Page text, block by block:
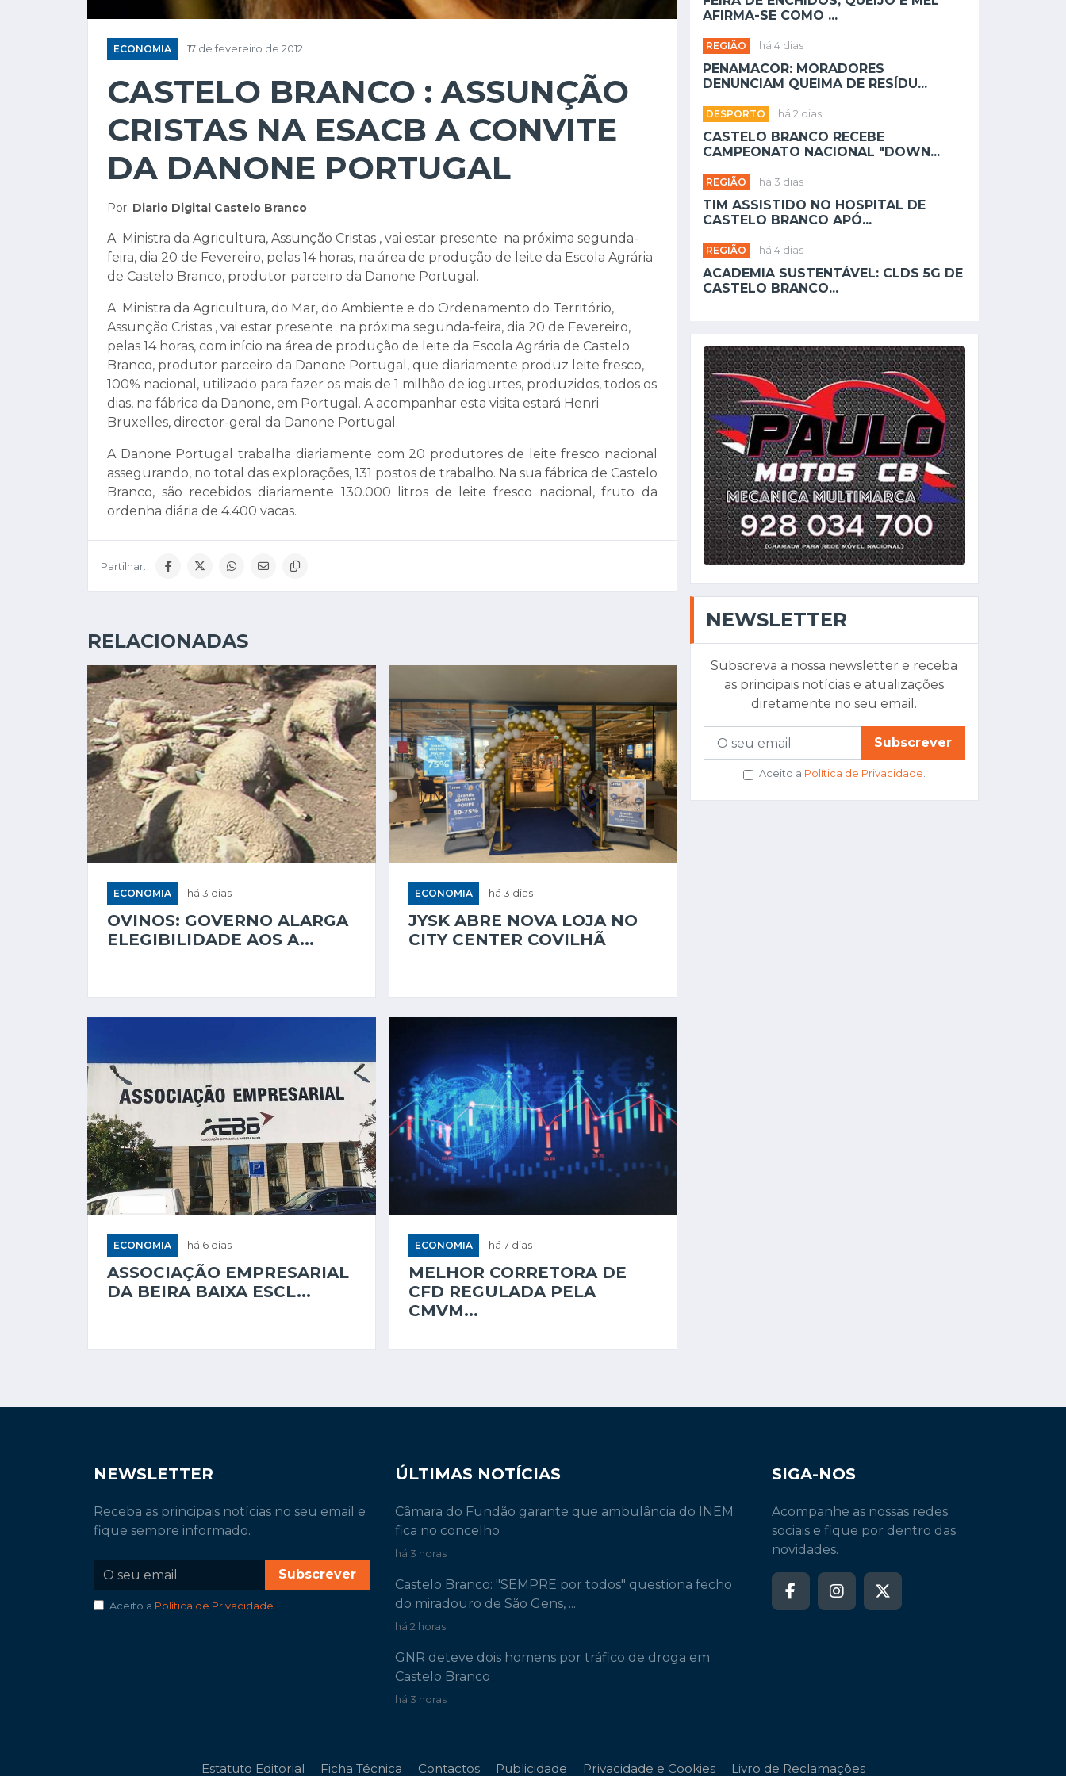
ECONOMIA 17 de fevereiro de 2012
CASTELO BRANCO : ASSUNÇÃO
CRISTAS NA ESACB A CONVITE
DA DANONE PORTUGAL
Por: Diario Digital Castelo Branco
A Ministra da Agricultura, Assunção Cristas , vai estar presente na próxima segunda-
feira, dia 20 de Fevereiro, pelas 14 horas, na área de produção de leite da Escola Agrária
de Castelo Branco, produtor parceiro da Danone Portugal.
A Ministra da Agricultura, do Mar, do Ambiente e do Ordenamento do Território,
Assunção Cristas , vai estar presente na próxima segunda-feira, dia 20 de Fevereiro,
pelas 14 horas, com início na área de produção de leite da Escola Agrária de Castelo
Branco, produtor parceiro da Danone Portugal, que diariamente produz leite fresco,
100% nacional, utilizado para fazer os mais de 1 milhão de iogurtes, produzidos, todos os
dias, na fábrica da Danone, em Portugal. A acompanhar esta visita estará Henri
Bruxelles, director-geral da Danone Portugal.
A Danone Portugal trabalha diariamente com 20 produtores de leite fresco nacional
assegurando, no total das explorações, 131 postos de trabalho. Na sua fábrica de Castelo
Branco, são recebidos diariamente 130.000 litros de leite fresco nacional, fruto da
ordenha diária de 4.400 vacas.
Partilhar:
RELACIONADAS
ECONOMIA há 3 dias
OVINOS: GOVERNO ALARGA
ELEGIBILIDADE AOS A...
ECONOMIA há 3 dias
JYSK ABRE NOVA LOJA NO
CITY CENTER COVILHÃ
ECONOMIA há 6 dias
ASSOCIAÇÃO EMPRESARIAL
DA BEIRA BAIXA ESCL...
ECONOMIA há 7 dias
MELHOR CORRETORA DE
CFD REGULADA PELA
CMVM...
AFIRMA-SE COMO ...
REGIÃO há 4 dias
PENAMACOR: MORADORES
DENUNCIAM QUEIMA DE RESÍDU...
DESPORTO há 2 dias
CASTELO BRANCO RECEBE
CAMPEONATO NACIONAL "DOWN...
REGIÃO há 3 dias
TIM ASSISTIDO NO HOSPITAL DE
CASTELO BRANCO APÓ...
REGIÃO há 4 dias
ACADEMIA SUSTENTÁVEL: CLDS 5G DE
CASTELO BRANCO...
NEWSLETTER
Subscreva a nossa newsletter e receba
as principais notícias e atualizações
diretamente no seu email.
Subscrever
Aceito a Política de Privacidade.
NEWSLETTER
Receba as principais notícias no seu email e
fique sempre informado.
Subscrever
Aceito a Política de Privacidade.
ÚLTIMAS NOTÍCIAS
Câmara do Fundão garante que ambulância do INEM
fica no concelho
há 3 horas
Castelo Branco: "SEMPRE por todos" questiona fecho
do miradouro de São Gens, ...
há 2 horas
GNR deteve dois homens por tráfico de droga em
Castelo Branco
há 3 horas
SIGA-NOS
Acompanhe as nossas redes
sociais e fique por dentro das
novidades.
Estatuto Editorial Ficha Técnica Contactos Publicidade Privacidade e Cookies Livro de Reclamações